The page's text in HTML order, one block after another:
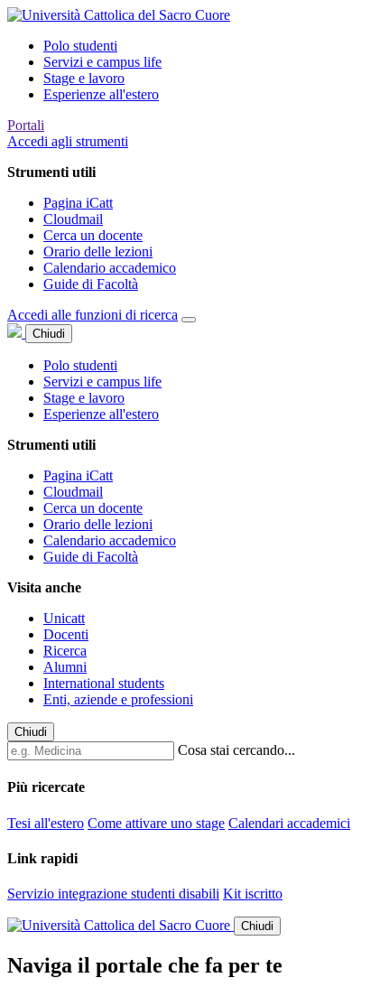
Polo studenti
Servizi e campus life
Stage e lavoro
Esperienze all'estero
Portali
Accedi agli strumenti
Strumenti utili
Pagina iCatt
Cloudmail
Cerca un docente
Orario delle lezioni
Calendario accademico
Guide di Facoltà
Accedi alle funzioni di ricerca
Chiudi
Polo studenti
Servizi e campus life
Stage e lavoro
Esperienze all'estero
Strumenti utili
Pagina iCatt
Cloudmail
Cerca un docente
Orario delle lezioni
Calendario accademico
Guide di Facoltà
Visita anche
Unicatt
Docenti
Ricerca
Alumni
International students
Enti, aziende e professioni
Chiudi
Cosa stai cercando...
Più ricercate
Tesi all'estero Come attivare uno stage Calendari accademici
Link rapidi
Servizio integrazione studenti disabili Kit iscritto
Chiudi
Naviga il portale che fa per te